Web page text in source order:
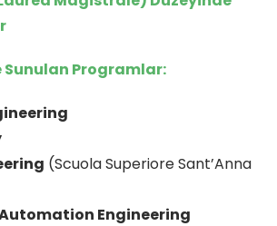
Programlar:
(Scuola Superiore Sant’Anna
Engineering